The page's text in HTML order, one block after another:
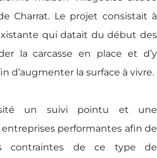
Charrat. Le projet consistait à
qui datait du début des
la carcasse en place et d’y
d’augmenter la surface à vivre.
un suivi pointu et une
performantes afin de
contraintes de ce type de